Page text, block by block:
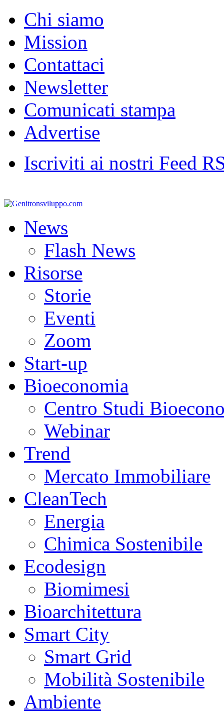
Chi siamo
Mission
Contattaci
Newsletter
Comunicati stampa
Advertise
Iscriviti ai nostri Feed
News
Flash News
Risorse
Storie
Eventi
Zoom
Start-up
Bioeconomia
Centro Studi
Webinar
Trend
Mercato Immobiliare
CleanTech
Energia
Chimica Sostenibile
Ecodesign
Biomimesi
Bioarchitettura
Smart City
Smart Grid
Mobilità Sostenibile
Ambiente